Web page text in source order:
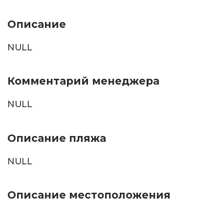
Описание
NULL
Комментарий менеджера
NULL
Описание пляжа
NULL
Описание местоположения